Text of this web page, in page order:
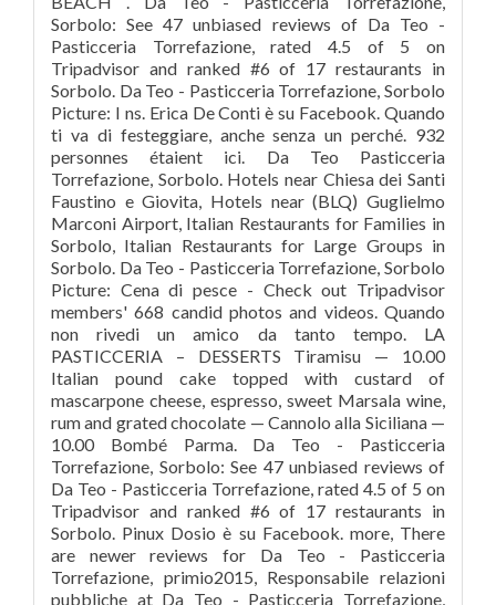
Sorbolo: See 47 unbiased reviews of Da Teo -
Pasticceria Torrefazione, rated 4.5 of 5 on
Tripadvisor and ranked #6 of 17 restaurants in
Sorbolo. Da Teo - Pasticceria Torrefazione, Sorbolo
Picture: I ns. Erica De Conti è su Facebook. Quando
ti va di festeggiare, anche senza un perché. 932
personnes étaient ici. Da Teo Pasticceria
Torrefazione, Sorbolo. Hotels near Chiesa dei Santi
Faustino e Giovita, Hotels near (BLQ) Guglielmo
Marconi Airport, Italian Restaurants for Families in
Sorbolo, Italian Restaurants for Large Groups in
Sorbolo. Da Teo - Pasticceria Torrefazione, Sorbolo
Picture: Cena di pesce - Check out Tripadvisor
members' 668 candid photos and videos. Quando
non rivedi un amico da tanto tempo. LA
PASTICCERIA – DESSERTS Tiramisu — 10.00
Italian pound cake topped with custard of
mascarpone cheese, espresso, sweet Marsala wine,
rum and grated chocolate — Cannolo alla Siciliana —
10.00 Bombé Parma. Da Teo - Pasticceria
Torrefazione, Sorbolo: See 47 unbiased reviews of
Da Teo - Pasticceria Torrefazione, rated 4.5 of 5 on
Tripadvisor and ranked #6 of 17 restaurants in
Sorbolo. Pinux Dosio è su Facebook. more, There
are newer reviews for Da Teo - Pasticceria
Torrefazione, primio2015, Responsabile relazioni
pubbliche at Da Teo - Pasticceria Torrefazione,